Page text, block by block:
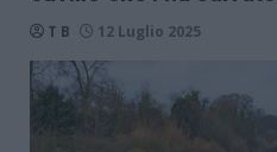
T B 12 Luglio 2025